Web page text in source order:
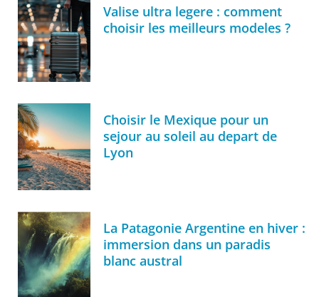
Valise ultra legere : comment
choisir les meilleurs modeles ?
Choisir le Mexique pour un
sejour au soleil au depart de
Lyon
La Patagonie Argentine en hiver :
immersion dans un paradis
blanc austral